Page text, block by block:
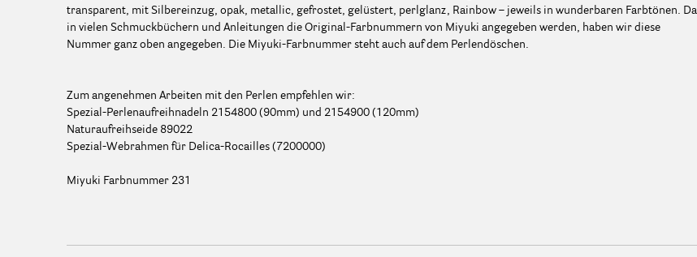
transparent, mit Silbereinzug, opak, metallic, gefrostet, gelüstert, perlglanz, Rainbow – jeweils in wunderbaren Farbtönen. Da
in vielen Schmuckbüchern und Anleitungen die Original-Farbnummern von Miyuki angegeben werden, haben wir diese
Nummer ganz oben angegeben. Die Miyuki-Farbnummer steht auch auf dem Perlendöschen.
Zum angenehmen Arbeiten mit den Perlen empfehlen wir:
Spezial-Perlenaufreihnadeln 2154800 (90mm) und 2154900 (120mm)
Naturaufreihseide 89022
Spezial-Webrahmen für Delica-Rocailles (7200000)
Miyuki Farbnummer 231